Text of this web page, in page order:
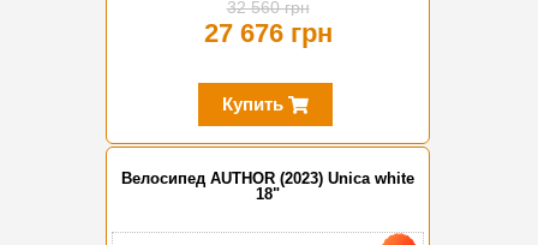
32 560 грн
27 676 грн
Купить
Велосипед AUTHOR (2023) Unica white
18"